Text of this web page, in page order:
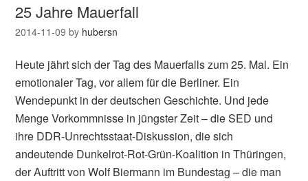
25 Jahre Mauerfall
2014-11-09 by hubersn
Heute jährt sich der Tag des Mauerfalls zum 25. Mal. Ein
emotionaler Tag, vor allem für die Berliner. Ein
Wendepunkt in der deutschen Geschichte. Und jede
Menge Vorkommnisse in jüngster Zeit – die SED und
ihre DDR-Unrechtsstaat-Diskussion, die sich
andeutende Dunkelrot-Rot-Grün-Koalition in Thüringen,
der Auftritt von Wolf Biermann im Bundestag – die man